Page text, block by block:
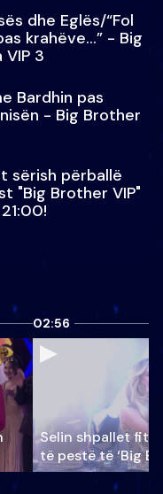
dhe Eglës/“Fol
krahëve…” - Big
3
Bardhin pas
- Big Brother
sërish përballë
"Big Brother VIP"
02:56
Selin shpallet
të pestë të ‘Big